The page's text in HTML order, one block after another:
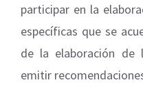
participar en la
específicas que se
de la elaboración de
emitir